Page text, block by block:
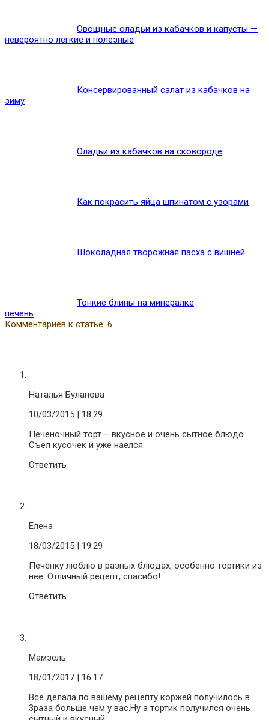
Овощные оладьи из кабачков и капусты —
невероятно легкие и полезные
Консервированный салат из кабачков на
зиму
Оладьи из кабачков на сковороде
Как покрасить яйца шпинатом с узорами
Шоколадная творожная пасха с вишней
Тонкие блины на минералке
печень
Комментариев к статье: 6
Наталья Буланова
10/03/2015 | 18:29
Печеночный торт – вкусное и очень сытное блюдо.
Съел кусочек и уже наелся.
Ответить
Елена
18/03/2015 | 19:29
Печенку люблю в разных блюдах, особенно тортики из
нее. Отличный рецепт, спасибо!
Ответить
Мамзель
18/01/2017 | 16:17
Все делала по вашему рецепту коржей получилось в
3раза больше чем у вас.Ну а тортик получился очень